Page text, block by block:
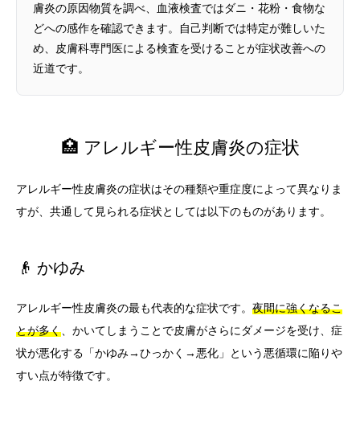
膚炎の原因物質を調べ、血液検査ではダニ・花粉・食物な
どへの感作を確認できます。自己判断では特定が難しいた
め、皮膚科専門医による検査を受けることが症状改善への
近道です。
🏥 アレルギー性皮膚炎の症状
アレルギー性皮膚炎の症状はその種類や重症度によって異なりま
すが、共通して見られる症状としては以下のものがあります。
👴 かゆみ
アレルギー性皮膚炎の最も代表的な症状です。 夜間に強くなるこ
とが多く、かいてしまうことで皮膚がさらにダメージを受け、症
状が悪化する「かゆみ→ひっかく→悪化」という悪循環に陥りや
すい点が特徴です。